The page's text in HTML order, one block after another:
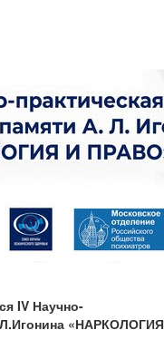
IV Научно-
«НАРКОЛОГИЯ